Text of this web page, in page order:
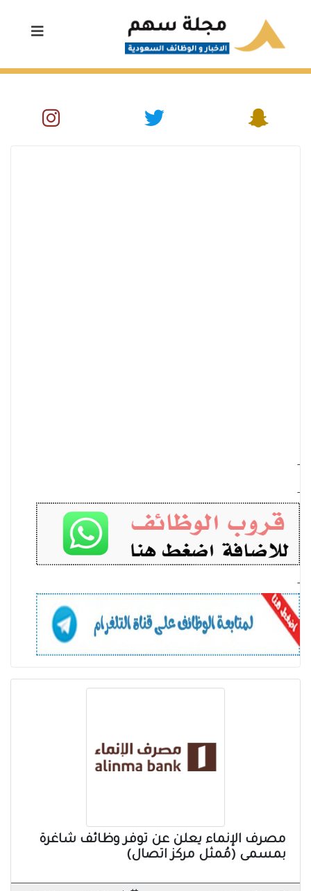
-
-
-
مصرف الإنماء يعلن عن توفر وظائف شاغرة
بمسمى (مُمثل مركز اتصال)